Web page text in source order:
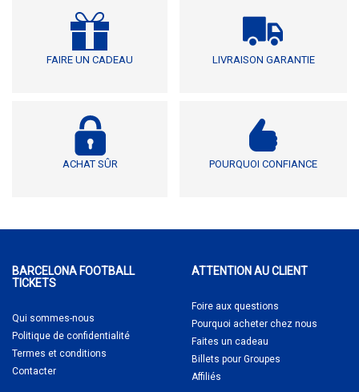
FAIRE UN CADEAU LIVRAISON GARANTIE
ACHAT SÛR POURQUOI CONFIANCE
BARCELONA FOOTBALL
TICKETS
Qui sommes-nous
Politique de confidentialité
Termes et conditions
Contacter
ATTENTION AU CLIENT
Foire aux questions
Pourquoi acheter chez nous
Faites un cadeau
Billets pour Groupes
Affiliés